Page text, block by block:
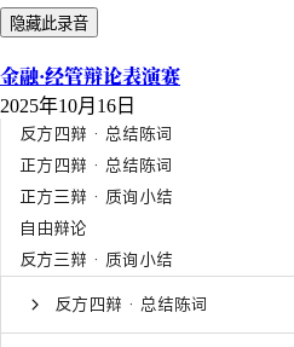
隐藏此录音
金融·经管辩论表演赛
2025年10月16日
反方四辩 · 总结陈词
正方四辩 · 总结陈词
正方三辩 · 质询小结
自由辩论
反方三辩 · 质询小结
反方四辩 · 总结陈词